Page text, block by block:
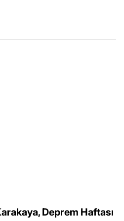
Deprem Haftası